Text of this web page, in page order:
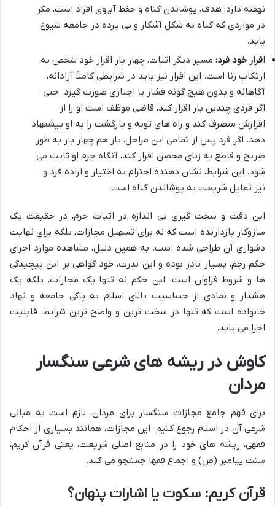
نهفته دارد: هدف، پوشاندن گناه و حفظ آبروی افراد است، مگر
در مواردی که گناه به شکل آشکار و بی پرده در جامعه شیوع
یابد.
اقرار خود فرد: مسیر دیگر اثبات، چهار بار اقرار خود شخص به
ارتکاب زنا است. این اقرار نیز باید در شرایطی کاملاً آزادانه،
آگاهانه و بدون هیچ گونه فشار یا اجباری صورت گیرد. حتی
اگر فردی چندین بار اقرار کند، قاضی موظف است او را از
اقرارش منصرف کند و راه های توبه و بازگشت را به او پیشنهاد
دهد. اگر فرد پس از تمامی این مراحل، باز هم چهار بار به طور
صریح و قاطع به زنای محصن اقرار کند، آنگاه جرم او ثابت می
شود. این شرایط، نشان دهنده احترام به اختیار و اراده فرد و
نیز تمایل شریعت به پوشاندن گناه است.
این دقت و سخت گیری بی اندازه در اثبات جرم، در حقیقت یک
سازوکار بازدارنده است که نه برای تسهیل مجازات، بلکه برای نهایت
دشواری آن طراحی شده است. به همین دلیل، مشاهده موارد اجرای
حکم رجم، بسیار نادر بوده و این ندرت، خود گواهی بر این پیچیدگی
ها و شروط فراوان است. این حکم نه تنها یک مجازات، بلکه یک
هشدار و نمادی از حساسیت بالای اسلام به پاکی جامعه و نهاد
خانواده است که تنها در سخت ترین و واضح ترین شرایط، قابلیت
اجرا می یابد.
کاوش در ریشه های شرعی سنگسار
مردان
برای فهم جامع مجازات سنگسار برای مردان، لازم است به مبانی
شرعی آن در اسلام رجوع کنیم. این مجازات، همانند بسیاری از احکام
فقهی، ریشه های خود را در منابع اصلی شریعت، یعنی قرآن کریم،
سنت پیامبر (ص) و اجماع فقها جستجو می کند.
قرآن کریم: سکوت یا اشارات پنهان؟